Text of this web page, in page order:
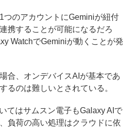
のアカウントにGeminiが紐付
携することが可能になるだろ
WatchでGeminiが動くことが発
合、オンデバイスAIが基本であ
るのは難しいとされている。
てはサムスン電子もGalaxy AIで
負荷の高い処理はクラウドに依